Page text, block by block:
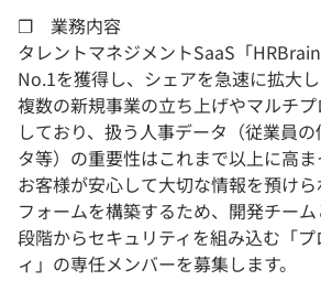
❐ 業務内容
タレントマネジメントSaaS「
No.1を獲得し、シェアを急速に拡大し
複数の新規事業の立ち上げやマルチ
しており、扱う人事データ（従業員
タ等）の重要性はこれまで以上に高ま
お客様が安心して大切な情報を預け
フォームを構築するため、開発チー
段階からセキュリティを組み込む「
ィ」の専任メンバーを募集します。